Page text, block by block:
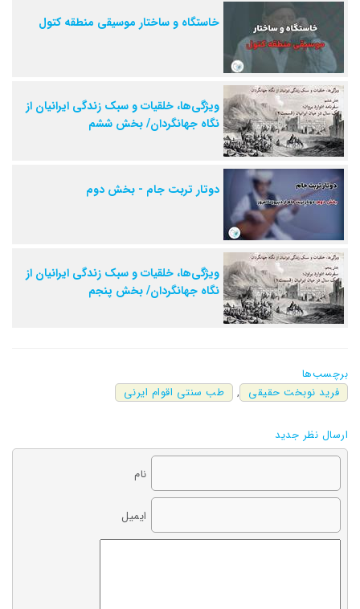
خاستگاه و ساختار موسیقی منطقه کتول
ویژگی‌ها، خلقیات و سبک زندگی ایرانیان از
نگاه جهانگردان/ بخش ششم
دوتار تربت جام - بخش دوم
ویژگی‌ها، خلقیات و سبک زندگی ایرانیان از
نگاه جهانگردان/ بخش پنجم
برچسب‌ها
فرید نوبخت حقیقی
, طب سنتی اقوام ایرنی
ارسال نظر جدید
نام
ایمیل